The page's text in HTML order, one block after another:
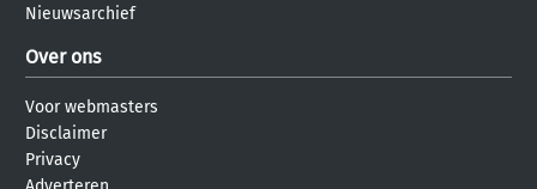
Nieuwsarchief
Over ons
Voor webmasters
Disclaimer
Privacy